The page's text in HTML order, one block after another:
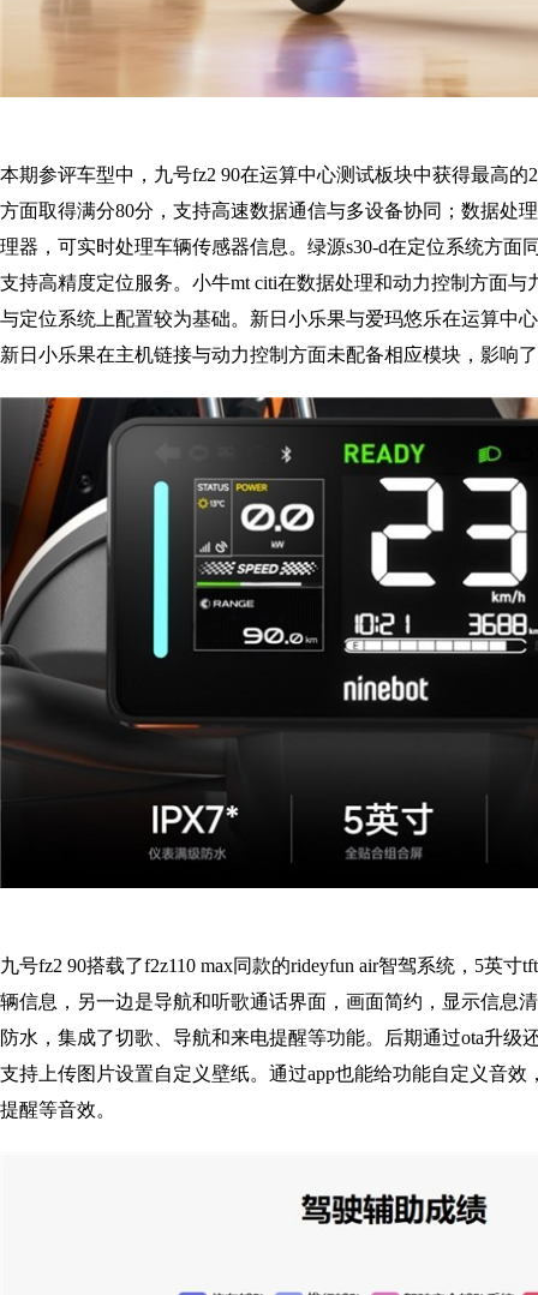
本期参评车型中，九号fz2 90在运算中心测试板块中获得最高的
方面取得满分80分，支持高速数据通信与多设备协同；数据处
理器，可实时处理车辆传感器信息。绿源s30-d在定位系统方面
支持高精度定位服务。小牛mt citi在数据处理和动力控制方面与
与定位系统上配置较为基础。新日小乐果与爱玛悠乐在运算中
新日小乐果在主机链接与动力控制方面未配备相应模块，影响
九号fz2 90搭载了f2z110 max同款的rideyfun air智驾系统，5英寸
辆信息，另一边是导航和听歌通话界面，画面简约，显示信息
防水，集成了切歌、导航和来电提醒等功能。后期通过ota升级
支持上传图片设置自定义壁纸。通过app也能给功能自定义音效
提醒等音效。